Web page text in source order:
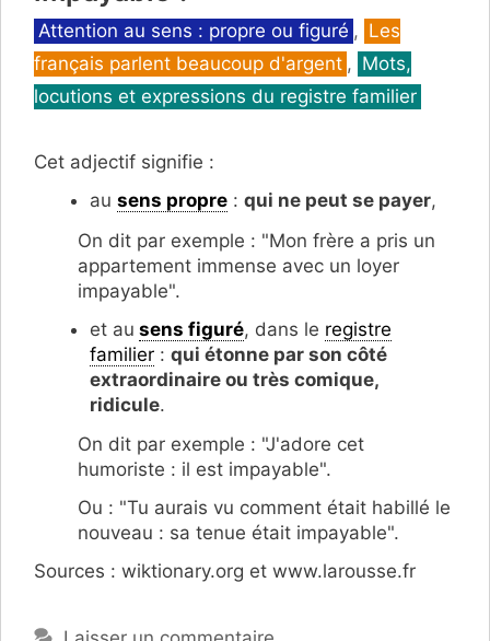
Catégories
Attention au sens : propre ou figuré , Les
français parlent beaucoup d'argent , Mots,
locutions et expressions du registre familier
Cet adjectif signifie :
au sens propre : qui ne peut se payer,
On dit par exemple : "Mon frère a pris un
appartement immense avec un loyer
impayable".
et au sens figuré, dans le registre
familier : qui étonne par son côté
extraordinaire ou très comique,
ridicule.
On dit par exemple : "J'adore cet
humoriste : il est impayable".
Ou : "Tu aurais vu comment était habillé le
nouveau : sa tenue était impayable".
Sources : wiktionary.org et www.larousse.fr